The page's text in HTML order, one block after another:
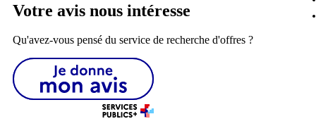
Votre avis nous intéresse
Qu'avez-vous pensé du service de recherche d'offres ?